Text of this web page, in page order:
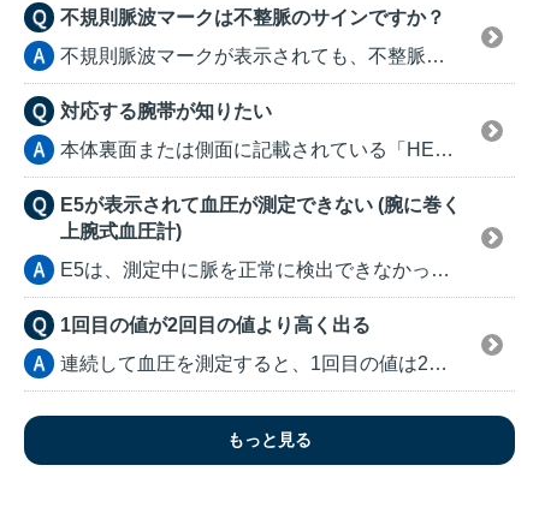
不規則脈波マークは不整脈のサインですか？
不規則脈波マークが表示されても、不整脈とは限りません。...
対応する腕帯が知りたい
本体裏面または側面に記載されている「HEM-」または「...
E5が表示されて血圧が測定できない (腕に巻く
上腕式血圧計)
E5は、測定中に脈を正常に検出できなかった場合に表示さ...
1回目の値が2回目の値より高く出る
連続して血圧を測定すると、1回目の値は2回目の値よりも...
もっと見る